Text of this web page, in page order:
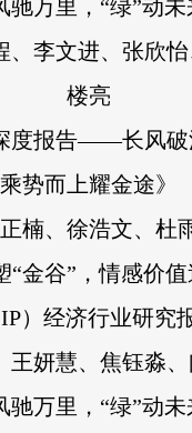
驰万里，“绿”动未
、李文进、张欣怡
楼亮
度报告——长风破
乘势而上耀金途》
楠、徐浩文、杜
“金谷”，情感价
）经济行业研究
王妍慧、焦钰淼
驰万里，“绿”动未